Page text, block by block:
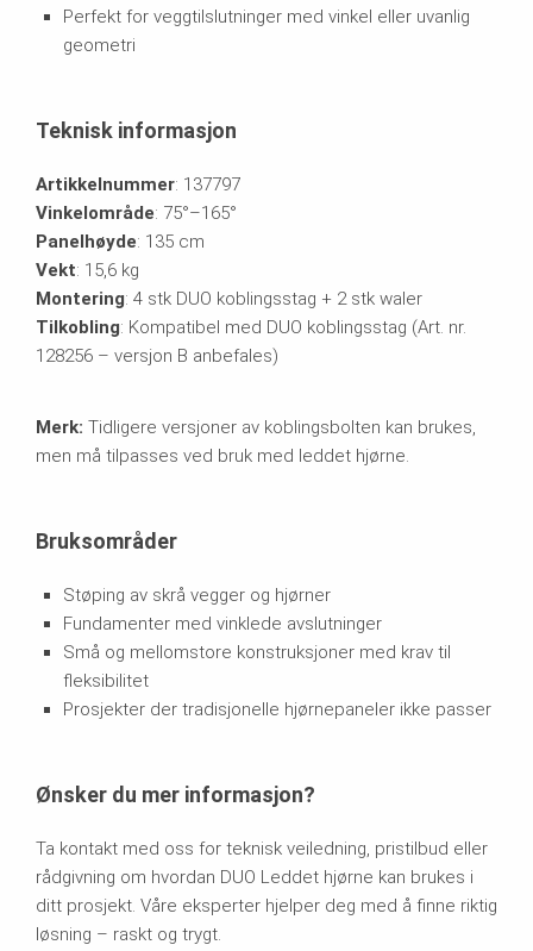
Perfekt for veggtilslutninger med vinkel eller uvanlig
geometri
Teknisk informasjon
Artikkelnummer: 137797
Vinkelområde: 75°–165°
Panelhøyde: 135 cm
Vekt: 15,6 kg
Montering: 4 stk DUO koblingsstag + 2 stk waler
Tilkobling: Kompatibel med DUO koblingsstag (Art. nr.
128256 – versjon B anbefales)
Merk: Tidligere versjoner av koblingsbolten kan brukes,
men må tilpasses ved bruk med leddet hjørne.
Bruksområder
Støping av skrå vegger og hjørner
Fundamenter med vinklede avslutninger
Små og mellomstore konstruksjoner med krav til
fleksibilitet
Prosjekter der tradisjonelle hjørnepaneler ikke passer
Ønsker du mer informasjon?
Ta kontakt med oss for teknisk veiledning, pristilbud eller
rådgivning om hvordan DUO Leddet hjørne kan brukes i
ditt prosjekt. Våre eksperter hjelper deg med å finne riktig
løsning – raskt og trygt.